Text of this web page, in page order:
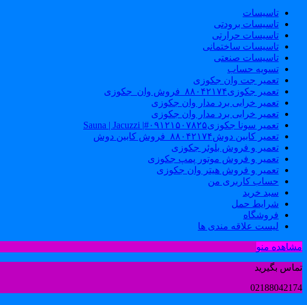
تاسیسات
تاسیسات برودتی
تاسیسات حرارتی
تاسیسات ساختمانی
تاسیسات صنعتی
تسویه حساب
تعمیر جت وان جکوزی
تعمیر جکوزی۸۸۰۴۲۱۷۴_فروش وان_جکوزی
تعمیر خرابی برد مدار وان جکوزی
تعمیر خرابی برد مدار وان جکوزی
تعمیر سونا جکوزی۰۹۱۲۱۵۰۷۸۲۵#| Sauna | Jacuzzi
تعمیر کابین دوش۸۸۰۴۲۱۷۴_فروش کابین دوش
تعمیر و فروش بلوئر جکوزی
تعمیر و فروش موتور پمپ جکوزی
تعمیر و فروش هیتر وان جکوزی
حساب کاربری من
سبد خرید
شرایط حمل
فروشگاه
لیست علاقه مندی ها
مشاهده منو
تماس بگیرید
02188042174